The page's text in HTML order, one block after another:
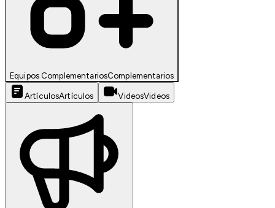
Equipos ComplementariosComplementarios
ArtículosArtículos VideosVideos